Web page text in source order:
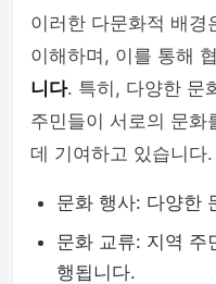
이러한 다문화적 배경
이해하며, 이를 통해
니다. 특히, 다양한 문
주민들이 서로의 문화
데 기여하고 있습니다.
문화 행사: 다양한
문화 교류: 지역 주
행됩니다.